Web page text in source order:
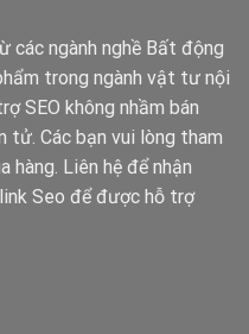
các ngành nghề Bất động
trong ngành vật tư nội
SEO không nhầm bán
tử. Các bạn vui lòng tham
hàng. Liên hệ để nhận
Seo để được hỗ trợ